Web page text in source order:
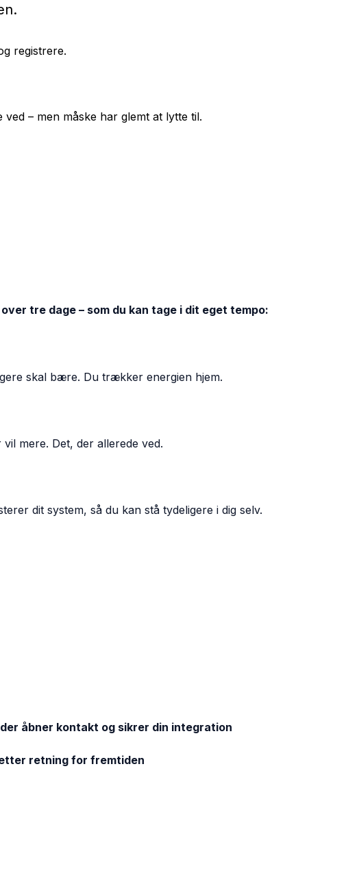
registrere.
– men måske har glemt at lytte til.
tre dage – som du kan tage i dit eget tempo:
skal bære. Du trækker energien hjem.
mere. Det, der allerede ved.
dit system, så du kan stå tydeligere i dig selv.
åbner kontakt og sikrer din integration
retning for fremtiden